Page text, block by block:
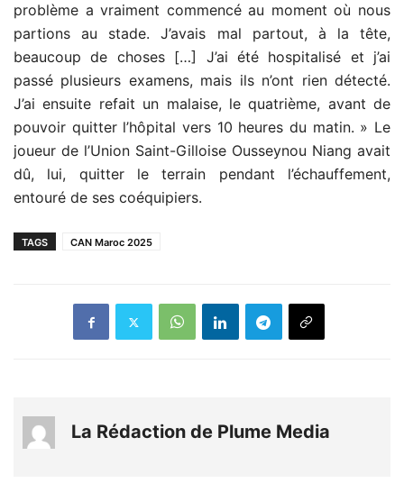
problème a vraiment commencé au moment où nous
partions au stade. J’avais mal partout, à la tête,
beaucoup de choses […] J’ai été hospitalisé et j’ai
passé plusieurs examens, mais ils n’ont rien détecté.
J’ai ensuite refait un malaise, le quatrième, avant de
pouvoir quitter l’hôpital vers 10 heures du matin. » Le
joueur de l’Union Saint-Gilloise Ousseynou Niang avait
dû, lui, quitter le terrain pendant l’échauffement,
entouré de ses coéquipiers.
TAGS CAN Maroc 2025
La Rédaction de Plume Media